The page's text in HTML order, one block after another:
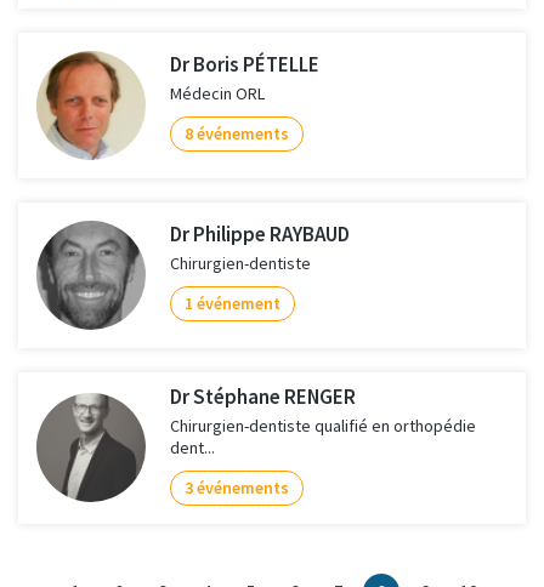
Dr Boris PÉTELLE
Médecin ORL
8 événements
Dr Philippe RAYBAUD
Chirurgien-dentiste
1 événement
Dr Stéphane RENGER
Chirurgien-dentiste qualifié en orthopédie
dent...
3 événements